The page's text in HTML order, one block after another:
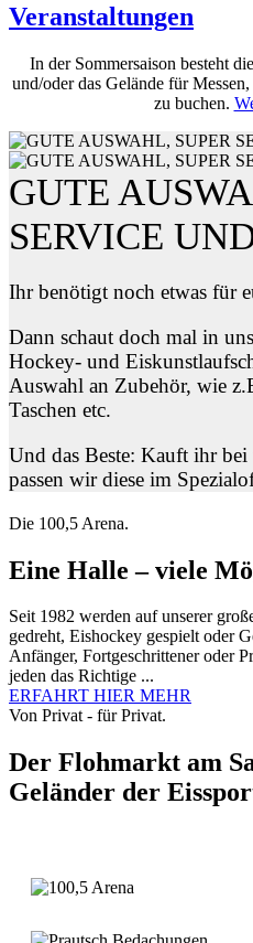
Veranstaltungen
In der Sommersaison besteht
und/oder das Gelände für
zu buchen.
GUTE
SERVICE
Ihr benötigt noch etwas für
Dann schaut doch mal in
Hockey- und
Auswahl an Zubehör, wie
Taschen etc.
Und das Beste: Kauft ihr bei
passen wir diese im
Die 100,5 Arena.
Eine Halle – viele
Seit 1982 werden auf unserer
gedreht, Eishockey gespielt oder
Anfänger, Fortgeschrittener oder
jeden das Richtige ...
ERFAHRT HIER MEHR
Von Privat - für Privat.
Der Flohmarkt am
Geländer der